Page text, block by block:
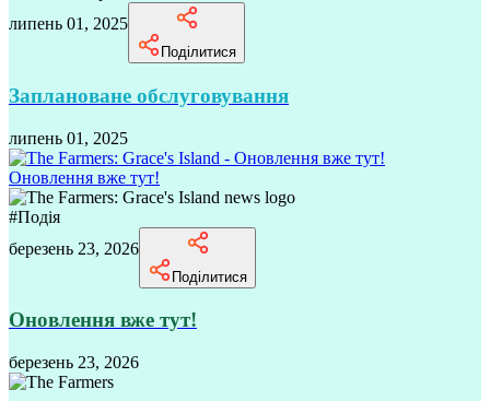
липень 01, 2025
Поділитися
Заплановане обслуговування
липень 01, 2025
Оновлення вже тут!
#Подія
березень 23, 2026
Поділитися
Оновлення вже тут!
березень 23, 2026